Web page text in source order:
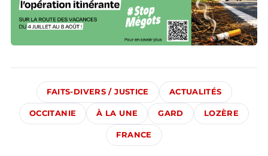
FAITS-DIVERS / JUSTICE ACTUALITÉS
OCCITANIE À LA UNE GARD LOZÈRE
FRANCE